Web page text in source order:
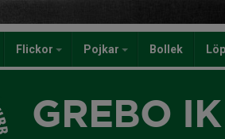
Flickor Pojkar Bollek
GREBO IK